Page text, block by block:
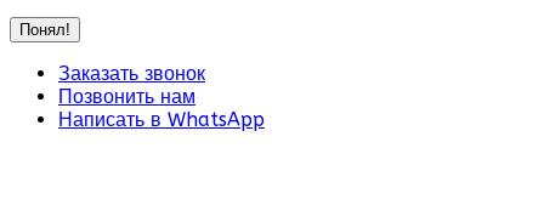
Понял!
Заказать звонок
Позвонить нам
Написать в WhatsApp